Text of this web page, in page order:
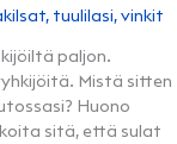
, tuulilasi,vinkit
paljon.
Mistä sitten
Huono
sitä, että sulat